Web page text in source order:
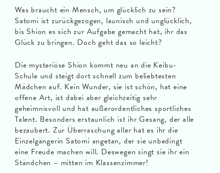
Was braucht ein Mensch, um glücklich zu sein?
Satomi ist zurückgezogen, launisch und unglücklich,
bis Shion es sich zur Aufgabe gemacht hat, ihr das
Glück zu bringen. Doch geht das so leicht?
Die mysteriöse Shion kommt neu an die Keibu-
Schule und steigt dort schnell zum beliebtesten
Mädchen auf. Kein Wunder, sie ist schön, hat eine
offene Art, ist dabei aber gleichzeitig sehr
geheimnisvoll und hat außerordentliches sportliches
Talent. Besonders erstaunlich ist ihr Gesang, der alle
bezaubert. Zur Überraschung aller hat es ihr die
Einzelgängerin Satomi angetan, der sie unbedingt
eine Freude machen will. Deswegen singt sie ihr ein
Ständchen – mitten im Klassenzimmer!